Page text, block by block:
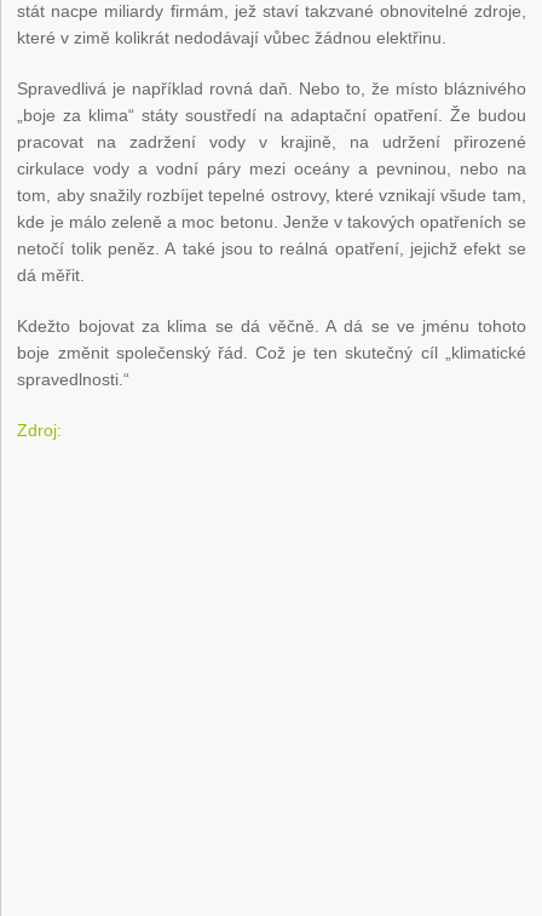
stát nacpe miliardy firmám, jež staví takzvané obnovitelné zdroje,
které v zimě kolikrát nedodávají vůbec žádnou elektřinu.
Spravedlivá je například rovná daň. Nebo to, že místo bláznivého
„boje za klima“ státy soustředí na adaptační opatření. Že budou
pracovat na zadržení vody v krajině, na udržení přirozené
cirkulace vody a vodní páry mezi oceány a pevninou, nebo na
tom, aby snažily rozbíjet tepelné ostrovy, které vznikají všude tam,
kde je málo zeleně a moc betonu. Jenže v takových opatřeních se
netočí tolik peněz. A také jsou to reálná opatření, jejichž efekt se
dá měřit.
Kdežto bojovat za klima se dá věčně. A dá se ve jménu tohoto
boje změnit společenský řád. Což je ten skutečný cíl „klimatické
spravedlnosti.“
Zdroj: